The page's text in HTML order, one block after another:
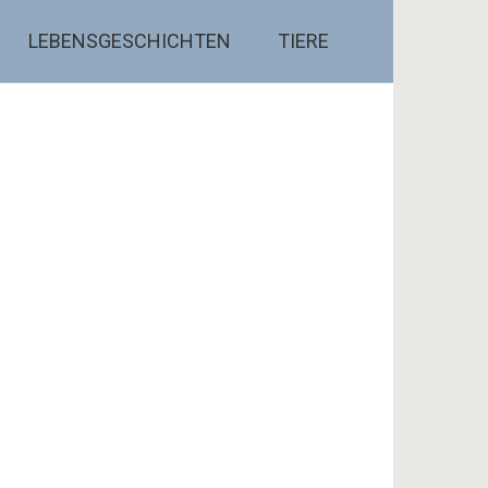
LEBENSGESCHICHTEN TIERE